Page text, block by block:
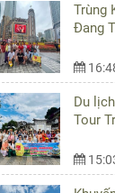
Trùng
Đang
Du
Tour